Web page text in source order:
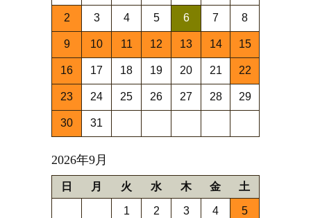
2 3 4 5 6 7 8
9 10 11 12 13 14 15
16 17 18 19 20 21 22
23 24 25 26 27 28 29
30 31
2026年9月
日 月 火 水 木 金 土
1 2 3 4 5